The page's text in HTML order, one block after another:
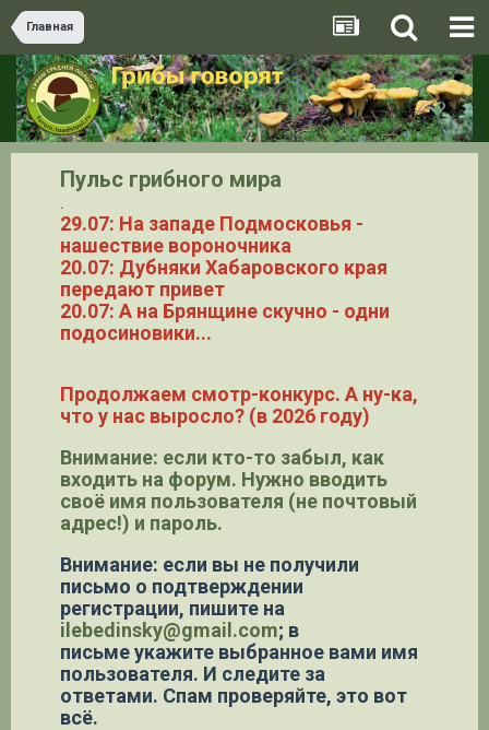
Главная
Пульс грибного мира
.
29.07: На западе Подмосковья -
нашествие вороночника
20.07: Дубняки Хабаровского края
передают привет
20.07: А на Брянщине скучно - одни
подосиновики...
Продолжаем смотр-конкурс. А ну-ка,
что у нас выросло? (в 2026 году)
Внимание: если кто-то забыл, как
входить на форум. Нужно вводить
своё имя пользователя (не почтовый
адрес!) и пароль.
Внимание: если вы не получили
письмо о подтверждении
регистрации, пишите на
ilebedinsky@gmail.com; в
письме укажите выбранное вами имя
пользователя. И следите за
ответами. Спам проверяйте, это вот
всё.